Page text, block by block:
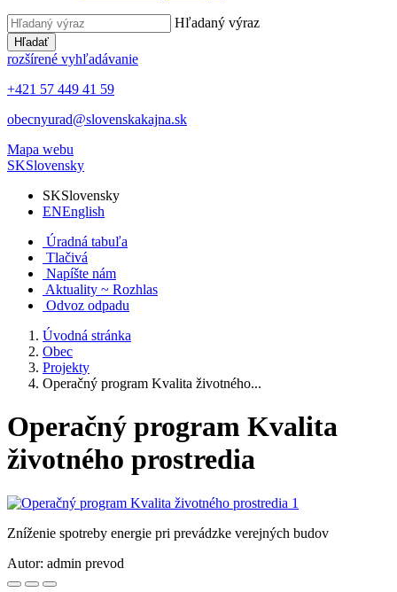
Hľadaný výraz
Hľadať
rozšírené vyhľadávanie
+421 57 449 41 59
obecnyurad@slovenskakajna.sk
Mapa webu
SKSlovensky
SKSlovensky
ENEnglish
Úradná tabuľa
Tlačivá
Napíšte nám
Aktuality ~ Rozhlas
Odvoz odpadu
Úvodná stránka
Obec
Projekty
Operačný program Kvalita životného...
Operačný program Kvalita
životného prostredia
Zníženie spotreby energie pri prevádzke verejných budov
Autor: admin prevod